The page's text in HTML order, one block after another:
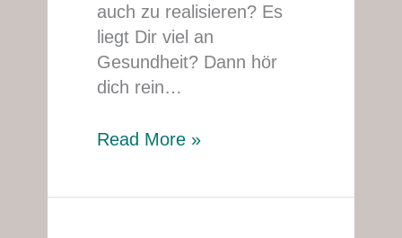
auch zu realisieren? Es
liegt Dir viel an
Gesundheit? Dann hör
dich rein…
Read More »